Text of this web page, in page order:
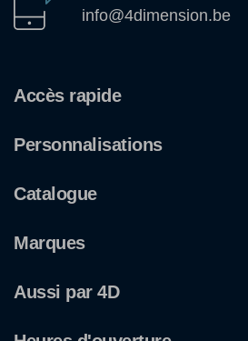
info@4dimension.be
Accès rapide
Personnalisations
Catalogue
Marques
Aussi par 4D